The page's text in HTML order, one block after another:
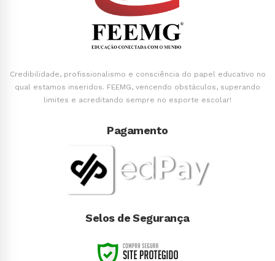
Credibilidade, profissionalismo e consciência do papel educativo no
qual estamos inseridos. FEEMG, vencendo obstáculos, superando
limites e acreditando sempre no esporte escolar!
Pagamento
Selos de Segurança